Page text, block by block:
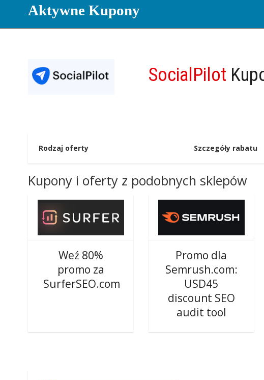
Aktywne Kupony
SocialPilot
Rodzaj oferty Szczegóły rabatu
Kupony i oferty z podobnych sklepów
Weź 80%
promo za
SurferSEO.com
Promo dla
Semrush.com:
USD45
discount SEO
audit tool